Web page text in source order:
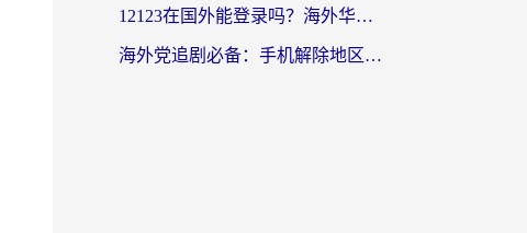
12123在国外能登录吗？海外华人必看的回国加速实用指南
海外党追剧必备：手机解除地区限制app怎么选？解决央视视频&国内剧地区限制全指南